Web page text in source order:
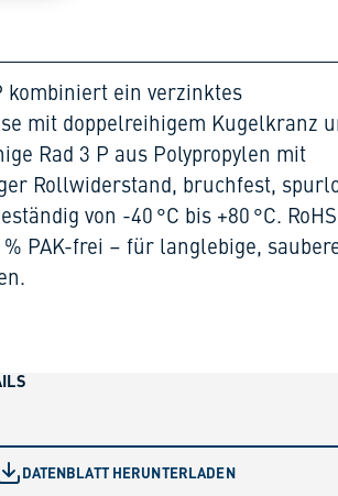
kombiniert ein verzinktes
mit doppelreihigem Kugelkranz
Rad 3 P aus Polypropylen mit
Rollwiderstand, bruchfest,
von -40 °C bis +80 °C.
% PAK-frei – für langlebige,
DATENBLATT HERUNTERLADEN